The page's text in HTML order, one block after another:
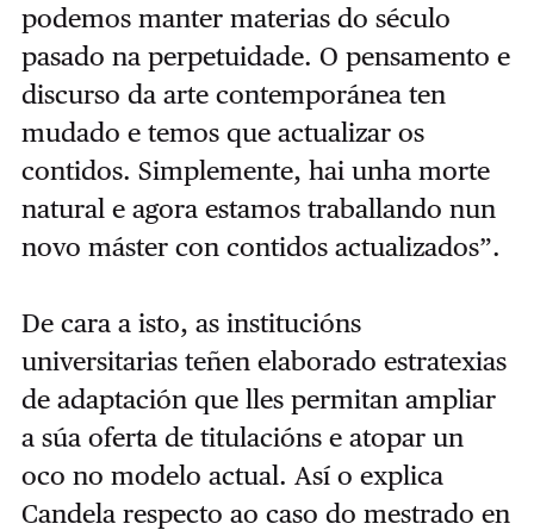
podemos manter materias do século
pasado na perpetuidade. O pensamento e
discurso da arte contemporánea ten
mudado e temos que actualizar os
contidos. Simplemente, hai unha morte
natural e agora estamos traballando nun
novo máster con contidos actualizados”.
De cara a isto, as institucións
universitarias teñen elaborado estratexias
de adaptación que lles permitan ampliar
a súa oferta de titulacións e atopar un
oco no modelo actual. Así o explica
Candela respecto ao caso do mestrado en